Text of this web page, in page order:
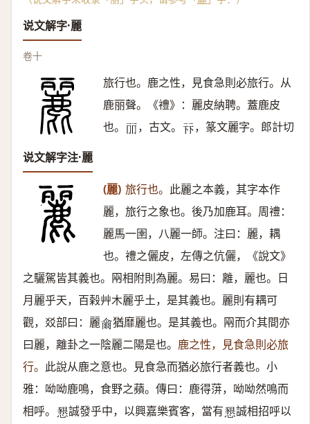
说文解字·麗
卷十
旅行也。鹿之性，見食急則必旅行。从
鹿丽聲。《禮》：麗皮納聘。蓋鹿皮
也。 𠀙 ，古文。 𠧥 ，篆文麗字。郎計切
说文解字注·麗
(麗) 旅行也。 此麗之本義，其字本作
麗，旅行之象也。後乃加鹿耳。周禮：
麗馬一圉，八麗一師。注曰：麗，耦
也。禮之儷皮，左傳之伉儷，《說文》
之驪駕皆其義也。㒳相附則為麗。易曰：離，麗也。日
月麗乎天，百榖艸木麗乎土，是其義也。麗則有耦可
觀，㸚部曰：麗𤕨 猶靡麗也。是其義也。㒳而介其間亦
曰麗，離卦之一陰麗二陽是也。 鹿之性，見食急則必旅
行。 此說从鹿之意也。見食急而猶必旅行者義也。小
雅：呦呦鹿鳴，食野之蘋。傳曰：鹿得蓱，呦呦然鳴而
相呼。 𢡆 誠發乎中，以興嘉樂賓客，當有𢡆 誠相招呼以